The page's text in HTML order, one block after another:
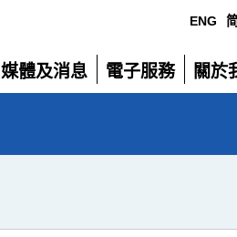
ENG
媒體及消息
展
電子服務
展
關於
展